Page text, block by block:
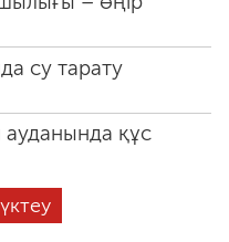
су тарату
құс